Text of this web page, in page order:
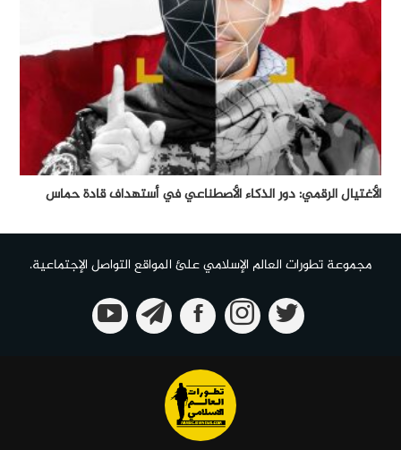
الأغتيال الرقمي: دور الذكاء الأصطناعي في أستهداف قادة حماس
مجموعة تطورات العالم الإسلامي علئ المواقع التواصل الإجتماعية.